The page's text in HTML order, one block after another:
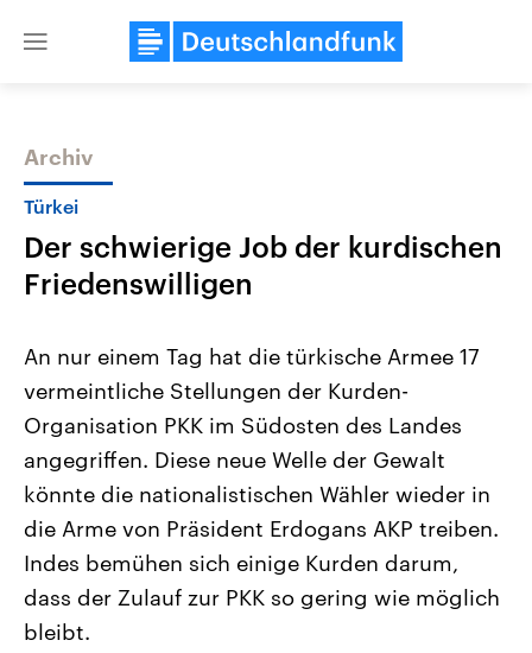
Close
Themen
Landtagswahl Sachsen-Anhalt
2026
Alle Informationen
Sachsen-Anhalt wählt am 6.
September 2026 einen neuen
Landtag. Seit 2021 wird das
Bundesland von einer Koalition aus
Umfragen, Prognosen,
Wahlprogramme, aktuelle Berichte
und Hintergründe zu den Parteien
und Kandidaten der anstehenden
Wahl.
Aktuelle Beiträge,
Hintergründe
Wirtschaftlich und
gehören die Vereinigten
den mächtigsten Ländern
mit großem Einfluss auf
aktuelle Weltgeschehen.
Sendungen Programm Podcasts
Archiv
Türkei
Der schwierige Job der kurdischen
Friedenswilligen
An nur einem Tag hat die türkische Armee 17
vermeintliche Stellungen der Kurden-
Organisation PKK im Südosten des Landes
angegriffen. Diese neue Welle der Gewalt
könnte die nationalistischen Wähler wieder in
die Arme von Präsident Erdogans AKP treiben.
Indes bemühen sich einige Kurden darum,
dass der Zulauf zur PKK so gering wie möglich
bleibt.